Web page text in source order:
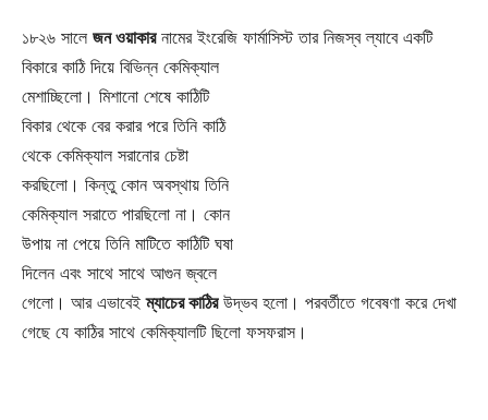
১৮২৬ সালে জন ওয়াকারনামের ইংরেজি ফার্মাসিস্ট তার নিজস্ব ল্যাবে একটি
বিকারে কাঠি দিয়ে বিভিন্ন কেমিক্যাল
মেশাচ্ছিলো। মিশানো শেষে কাঠিটি
বিকার থেকে বের করার পরে তিনি কাঠি
থেকে কেমিক্যাল সরানোর চেষ্টা
করছিলো। কিন্তু কোন অবস্থায় তিনি
কেমিক্যাল সরাতে পারছিলো না। কোন
উপায় না পেয়ে তিনি মাটিতে কাঠিটি ঘষা
দিলেন এবং সাথে সাথে আগুন জ্বলে
গেলো। আর এভাবেইম্যাচের কাঠিরউদ্ভব হলো। পরবর্তীতে গবেষণা করে দেখা
গেছে যে কাঠির সাথে কেমিক্যালটি ছিলো ফসফরাস।